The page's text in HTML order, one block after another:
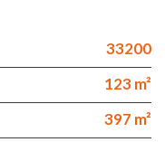
33200
123 m²
397 m²